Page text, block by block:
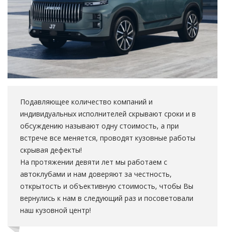
Подавляющее количество компаний и
индивидуальных исполнителей скрывают сроки и в
обсуждению называют одну стоимость, а при
встрече все меняется, проводят кузовные работы
скрывая дефекты!
На протяжении девяти лет мы работаем с
автоклубами и нам доверяют за честность,
открытость и объективную стоимость, чтобы Вы
вернулись к нам в следующий раз и посоветовали
наш кузовной центр!